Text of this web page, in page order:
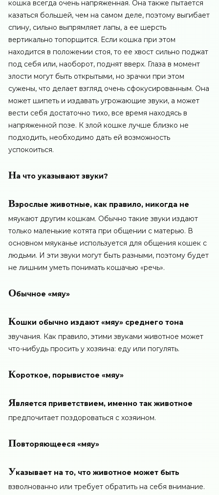
кошка всегда очень напряженная. Она также пытается
казаться большей, чем на самом деле, поэтому выгибает
спину, сильно выпрямляет лапы, а ее шерсть
вертикально топорщится. Если кошка при этом
находится в положении стоя, то ее хвост сильно поджат
под себя или, наоборот, поднят вверх. Глаза в момент
злости могут быть открытыми, но зрачки при этом
сужены, что делает взгляд очень сфокусированным. Она
может шипеть и издавать угрожающие звуки, а может
вести себя достаточно тихо, все время находясь в
напряженной позе. К злой кошке лучше близко не
подходить, необходимо дать ей возможность
успокоиться.
На что указывают звуки?
Взрослые животные, как правило, никогда не
мяукают другим кошкам. Обычно такие звуки издают
только маленькие котята при общении с матерью. В
основном мяуканье используется для общения кошек с
людьми. И эти звуки могут быть разными, поэтому будет
не лишним уметь понимать кошачью «речь».
Обычное «мяу»
Кошки обычно издают «мяу» среднего тона
звучания. Как правило, этими звуками животное может
что-нибудь просить у хозяина: еду или погулять.
Короткое, порывистое «мяу»
Является приветствием, именно так животное
предпочитает поздороваться с хозяином.
Повторяющееся «мяу»
Указывает на то, что животное может быть
взволнованно или требует обратить на себя внимание.